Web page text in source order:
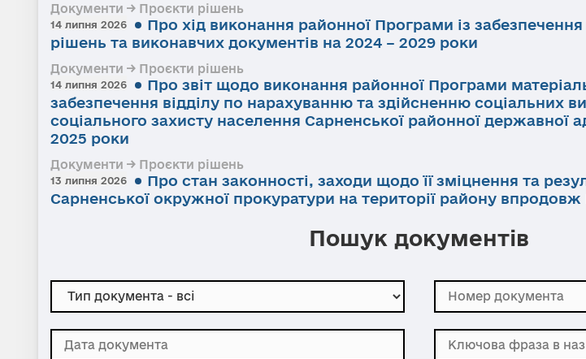
Документи → Проєкти рішень
14 липня 2026
Про хід виконання районної Програми із
рішень та виконавчих документів на 2024 – 2029 роки
Документи → Проєкти рішень
14 липня 2026
Про звіт щодо виконання районної Програми
забезпечення відділу по нарахуванню та здійсненню соціальних
соціального захисту населення Сарненської районної державної
2025 роки
Документи → Проєкти рішень
13 липня 2026
Про стан законності, заходи щодо її зміцнення та
Сарненської окружної прокуратури на території району впродовж
Пошук документів